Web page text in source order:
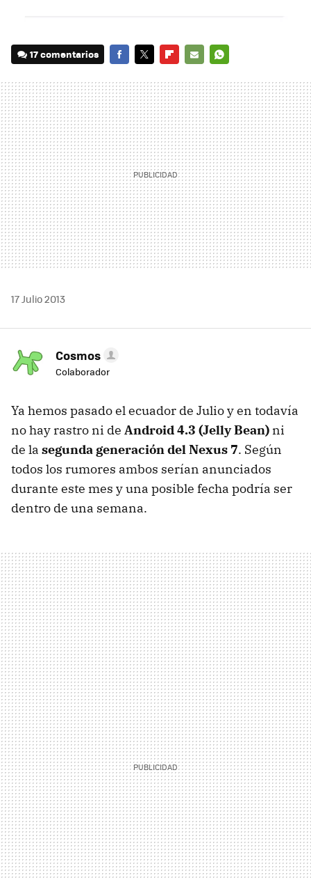
17 comentarios
MAIL
17 Julio 2013
Cosmos
Colaborador
Ya hemos pasado el ecuador de Julio y en todavía
no hay rastro ni de Android 4.3 (Jelly Bean) ni
de la segunda generación del Nexus 7. Según
todos los rumores ambos serían anunciados
durante este mes y una posible fecha podría ser
dentro de una semana.